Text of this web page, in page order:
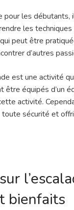
pour les
les
peut être
d’autres
est une activité
être équipés d’un
activité.
sécurité et
bienfaits